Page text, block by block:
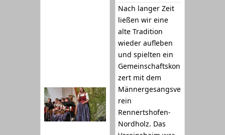
Nach langer Zeit
ließen wir eine
alte Tradition
wieder aufleben
und spielten ein
Gemeinschaftskon
zert mit dem
Männergesangsve
rein
Rennertshofen-
Nordholz. Das